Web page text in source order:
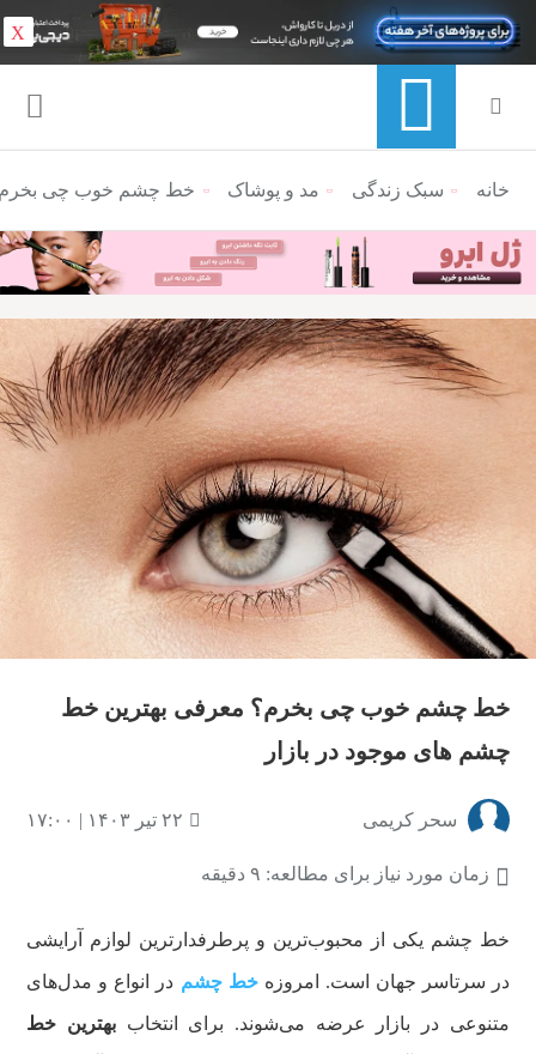
منوی ناوبری خرده نان
خانه سبک زندگی مد و پوشاک خط چشم خوب چی بخرم؟
خط چشم خوب چی بخرم؟ معرفی بهترین خط
چشم های موجود در بازار
سحر کریمی ۲۲ تیر ۱۴۰۳ | ۱۷:۰۰
زمان مورد نیاز برای مطالعه: ۹ دقیقه
خط چشم یکی از محبوب‌ترین و پرطرفدار‌ترین لوازم آرایشی
در سرتاسر جهان است. امروزهخط چشم‌ در انواع و مدل‌های
متنوعی در بازار عرضه می‌شوند. برای انتخاب بهترین خط
X